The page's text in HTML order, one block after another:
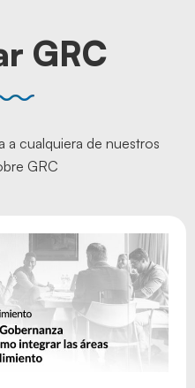
GRC
a cualquiera de nuestros
GRC